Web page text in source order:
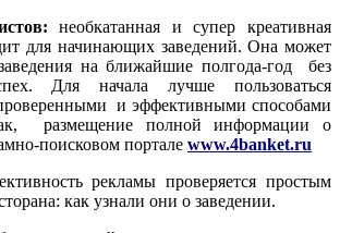
необкатанная и супер креативная
для начинающих заведений. Она может
на ближайшие полгода-год без
Для начала лучше пользоваться
и эффективными способами
размещение полной информации о
поисковом портале www.4banket.ru
рекламы проверяется простым
как узнали они о заведении.